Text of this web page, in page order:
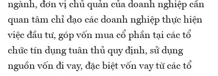
ngành, đơn vị chủ quản của doanh nghiệp cần
quan tâm chỉ đạo các doanh nghiệp thực hiện
việc đầu tư, góp vốn mua cổ phần tại các tổ
chức tín dụng tuân thủ quy định, sử dụng
nguồn vốn đi vay, đặc biệt vốn vay từ các tổ